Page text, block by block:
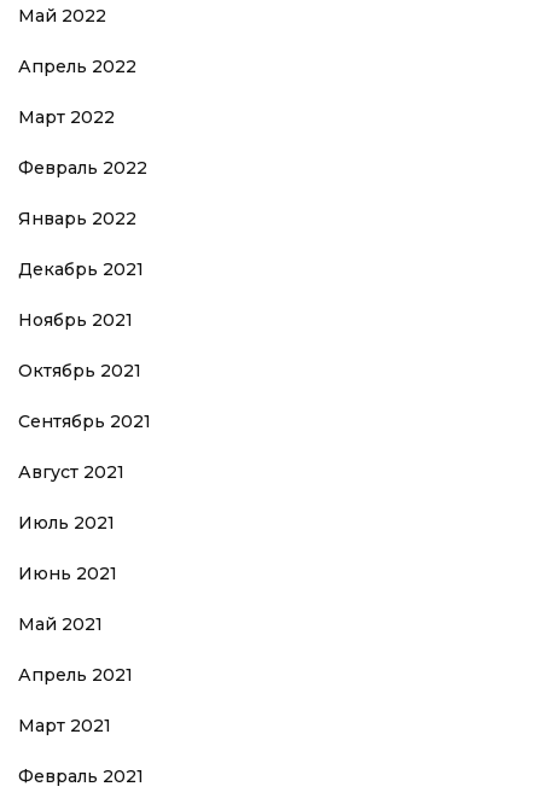
Май 2022
Апрель 2022
Март 2022
Февраль 2022
Январь 2022
Декабрь 2021
Ноябрь 2021
Октябрь 2021
Сентябрь 2021
Август 2021
Июль 2021
Июнь 2021
Май 2021
Апрель 2021
Март 2021
Февраль 2021